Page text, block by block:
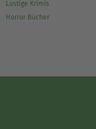
Lustige Krimis
Horror Bücher